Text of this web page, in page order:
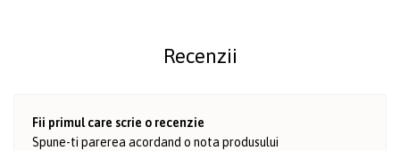
Recenzii
Fii primul care scrie o recenzie
Spune-ti parerea acordand o nota produsului